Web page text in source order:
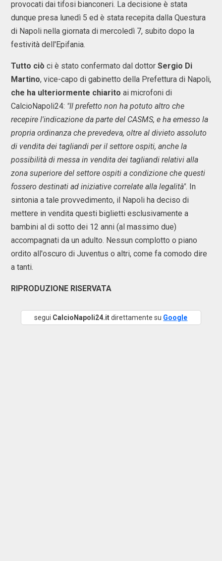
provocati dai tifosi bianconeri. La decisione è stata
dunque presa lunedì 5 ed è stata recepita dalla Questura
di Napoli nella giornata di mercoledì 7, subito dopo la
festività dell'Epifania.
Tutto ciò ci è stato confermato dal dottor Sergio Di
Martino, vice-capo di gabinetto della Prefettura di Napoli,
che ha ulteriormente chiarito ai microfoni di
CalcioNapoli24: "Il prefetto non ha potuto altro che
recepire l'indicazione da parte del CASMS, e ha emesso la
propria ordinanza che prevedeva, oltre al divieto assoluto
di vendita dei tagliandi per il settore ospiti, anche la
possibilità di messa in vendita dei tagliandi relativi alla
zona superiore del settore ospiti a condizione che questi
fossero destinati ad iniziative correlate alla legalità". In
sintonia a tale provvedimento, il Napoli ha deciso di
mettere in vendita questi biglietti esclusivamente a
bambini al di sotto dei 12 anni (al massimo due)
accompagnati da un adulto. Nessun complotto o piano
ordito all'oscuro di Juventus o altri, come fa comodo dire
a tanti.
RIPRODUZIONE RISERVATA
segui CalcioNapoli24.itdirettamente su Google